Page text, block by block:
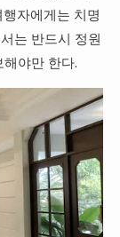
자에게는 치명
는 반드시 정원
야만 한다.